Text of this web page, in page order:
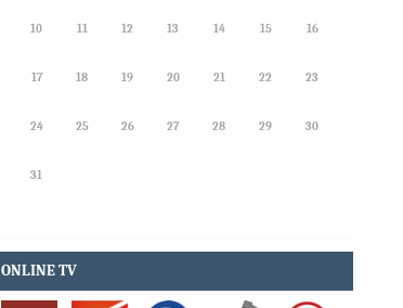
10 11 12 13 14 15 16
17 18 19 20 21 22 23
24 25 26 27 28 29 30
31
ONLINE TV